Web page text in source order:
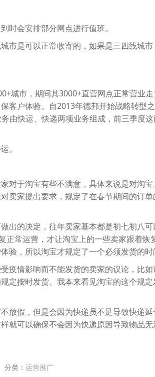
时会安排部分网点进行值班。
市是可以正常收寄的，如果是三四线城
城市，期间其3000+直营网点正常营业
客户体验。自2013年德邦开始战略转型
由快运、快递两项业务组成，前三季度
。
对于淘宝有些不满意，具体来说是对淘
卖家提出要求，规定了在春节期间的订
出的决定，往年卖家基本都是初七初八
正常运营，才让淘宝上的一些卖家跟着
验，所以淘宝才规定了一个必须发货的时
疫情影响而不能发货的卖家的议论，比
定按时发货。我本来看见淘宝的这个规
放假，但是会因为快递员不足导致快递
就可以确保不会因为快递原因导致物品无
分类： 运营推广